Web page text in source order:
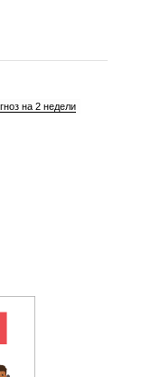
на 2 недели